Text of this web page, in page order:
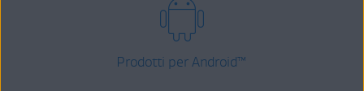
Prodotti per Android™